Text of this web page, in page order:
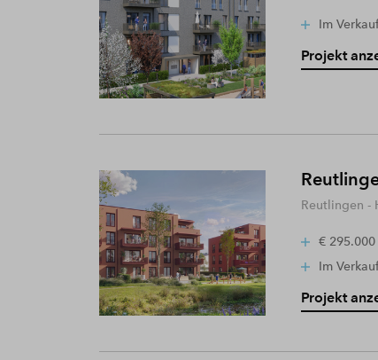
Im Verkauf
Projekt
Reutlingen -
€
Im Verkauf
Projekt